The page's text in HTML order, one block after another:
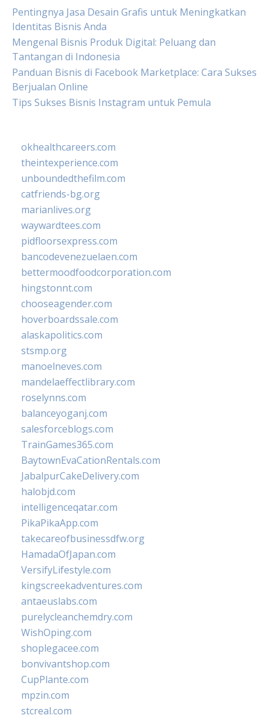
Pentingnya Jasa Desain Grafis untuk Meningkatkan
Identitas Bisnis Anda
Mengenal Bisnis Produk Digital: Peluang dan
Tantangan di Indonesia
Panduan Bisnis di Facebook Marketplace: Cara Sukses
Berjualan Online
Tips Sukses Bisnis Instagram untuk Pemula
okhealthcareers.com
theintexperience.com
unboundedthefilm.com
catfriends-bg.org
marianlives.org
waywardtees.com
pidfloorsexpress.com
bancodevenezuelaen.com
bettermoodfoodcorporation.com
hingstonnt.com
chooseagender.com
hoverboardssale.com
alaskapolitics.com
stsmp.org
manoelneves.com
mandelaeffectlibrary.com
roselynns.com
balanceyoganj.com
salesforceblogs.com
TrainGames365.com
BaytownEvaCationRentals.com
JabalpurCakeDelivery.com
halobjd.com
intelligenceqatar.com
PikaPikaApp.com
takecareofbusinessdfw.org
HamadaOfJapan.com
VersifyLifestyle.com
kingscreekadventures.com
antaeuslabs.com
purelycleanchemdry.com
WishOping.com
shoplegacee.com
bonvivantshop.com
CupPlante.com
mpzin.com
stcreal.com